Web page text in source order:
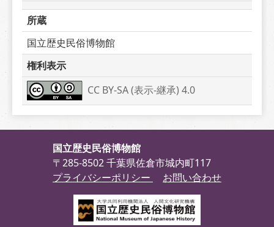
所蔵
国立歴史民俗博物館
権利表示
CC BY-SA (表示-継承) 4.0
国立歴史民俗博物館
〒285-8502 千葉県佐倉市城内町117
プライバシーポリシー
お問い合わせ